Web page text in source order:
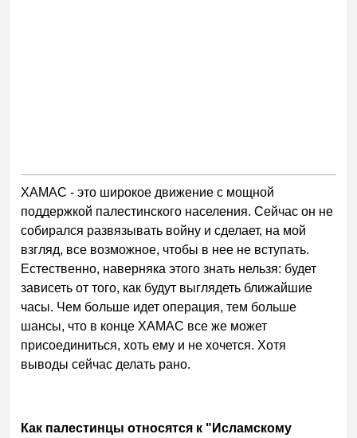
ХАМАС - это широкое движение с мощной
поддержкой палестинского населения. Сейчас он не
собирался развязывать войну и сделает, на мой
взгляд, все возможное, чтобы в нее не вступать.
Естественно, наверняка этого знать нельзя: будет
зависеть от того, как будут выглядеть ближайшие
часы. Чем больше идет операция, тем больше
шансы, что в конце ХАМАС все же может
присоединиться, хоть ему и не хочется. Хотя
выводы сейчас делать рано.
Как палестинцы относятся к "Исламскому